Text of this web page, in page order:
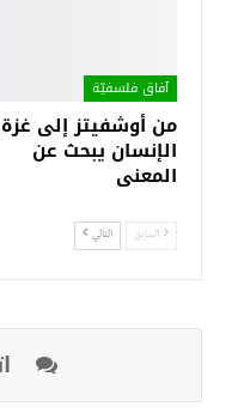
آفاق فلسفيّة‎
من أوشفيتز إلى
الإنسان يبحث عن
المعنى
السابق التالي